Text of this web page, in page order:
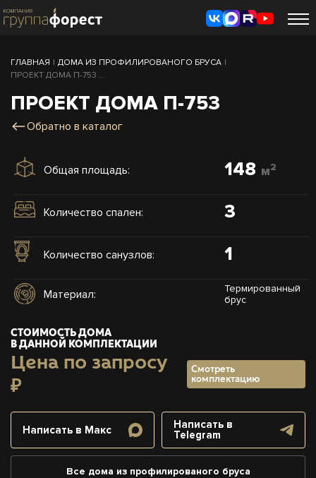
ГЛАВНАЯ | ДОМА ИЗ ПРОФИЛИРОВАНОГО БРУСА |
ПРОЕКТ ДОМА П-753 ...
ПРОЕКТ ДОМА П-753
Обратно в каталог
Общая площадь: 148 м2
Количество спален: 3
Количество санузлов: 1
Материал:
Термированный
брус
СТОИМОСТЬ ДОМА
В ДАННОЙ КОМПЛЕКТАЦИИ
Цена по запросу
₽
Смотреть
комплектацию
Написать в Макс
Написать в
Telegram
Все дома из профилированого бруса